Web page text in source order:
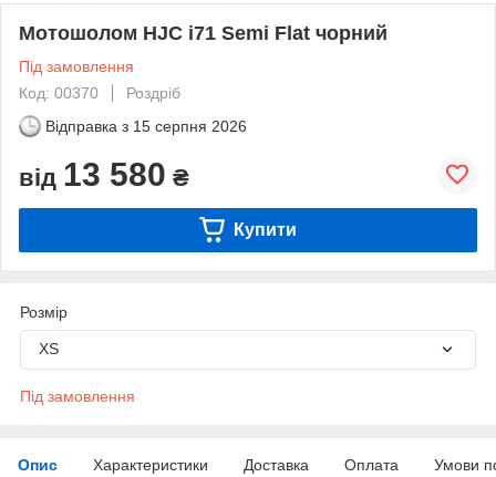
Мотошолом HJC i71 Semi Flat чорний
Під замовлення
Код: 00370
Роздріб
Відправка з 15 серпня 2026
від 13 580 ₴
Купити
Розмір
XS
Під замовлення
Опис Характеристики Доставка Оплата Умови